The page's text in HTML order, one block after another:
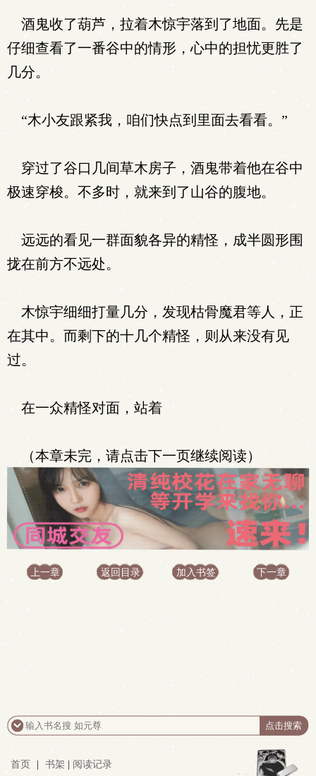
酒鬼收了葫芦，拉着木惊宇落到了地面。先是
仔细查看了一番谷中的情形，心中的担忧更胜了
几分。
“木小友跟紧我，咱们快点到里面去看看。”
穿过了谷口几间草木房子，酒鬼带着他在谷中
极速穿梭。不多时，就来到了山谷的腹地。
远远的看见一群面貌各异的精怪，成半圆形围
拢在前方不远处。
木惊宇细细打量几分，发现枯骨魔君等人，正
在其中。而剩下的十几个精怪，则从来没有见
过。
在一众精怪对面，站着
（本章未完，请点击下一页继续阅读）
上一章 返回目录 加入书签 下一章
首页 书架 阅读记录